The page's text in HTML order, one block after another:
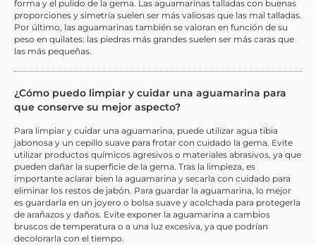
forma y el pulido de la gema. Las aguamarinas talladas con buenas
proporciones y simetría suelen ser más valiosas que las mal talladas.
Por último, las aguamarinas también se valoran en función de su
peso en quilates: las piedras más grandes suelen ser más caras que
las más pequeñas.
¿Cómo puedo limpiar y cuidar una aguamarina para
que conserve su mejor aspecto?
Para limpiar y cuidar una aguamarina, puede utilizar agua tibia
jabonosa y un cepillo suave para frotar con cuidado la gema. Evite
utilizar productos químicos agresivos o materiales abrasivos, ya que
pueden dañar la superficie de la gema. Tras la limpieza, es
importante aclarar bien la aguamarina y secarla con cuidado para
eliminar los restos de jabón. Para guardar la aguamarina, lo mejor
es guardarla en un joyero o bolsa suave y acolchada para protegerla
de arañazos y daños. Evite exponer la aguamarina a cambios
bruscos de temperatura o a una luz excesiva, ya que podrían
decolorarla con el tiempo.